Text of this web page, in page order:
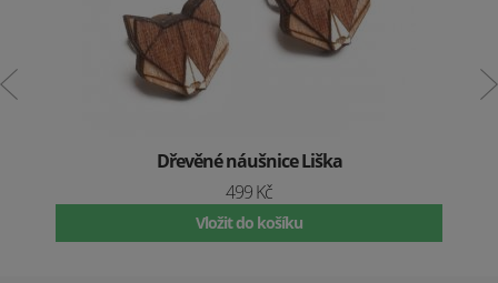
Dřevěné náušnice Liška
499 Kč
Vložit do košíku